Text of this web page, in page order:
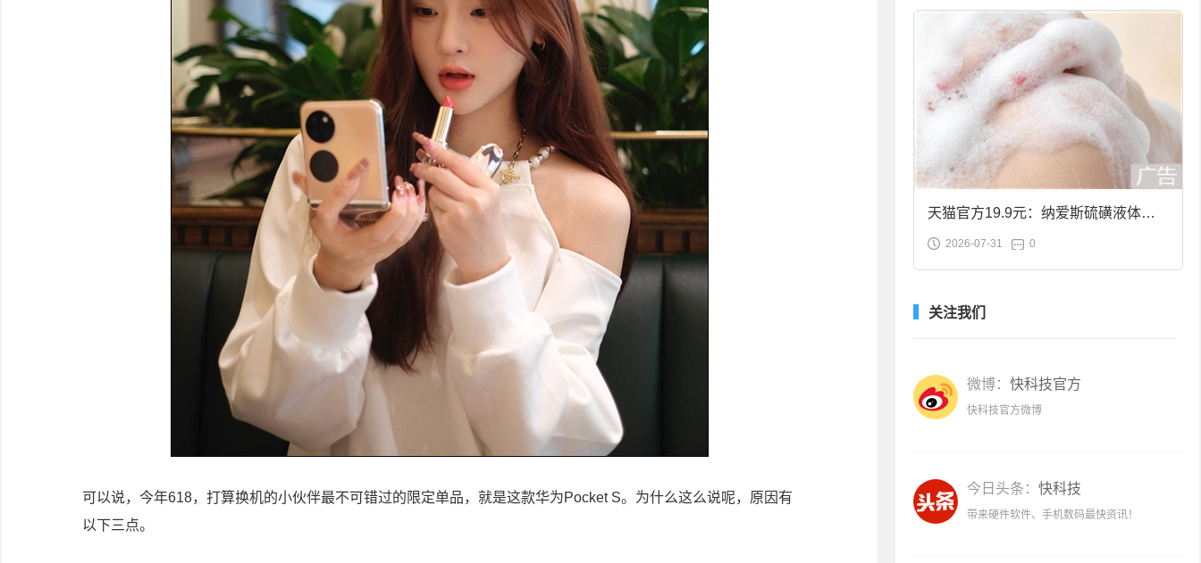
可以说，今年618，打算换机的小伙伴最不可错过的限定单品，就是这款华为Pocket S。为什么这么说呢，原因有
以下三点。
天猫官方19.9元：纳爱斯硫磺液体香
皂2斤大促
2026-07-31 0
关注我们
微博： 快科技官方
快科技官方微博
今日头条： 快科技
带来硬件软件、手机数码最快资讯！